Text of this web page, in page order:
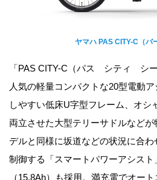
ヤマハ PAS CITY-C（バ
「PAS CITY-C（パス シティ シ
人気の軽量コンパクトな20型電動
しやすい低床U字型フレーム、オシ
両立させた大型テリーサドルなど
デルと同様に坂道などの状況に合
制御する「スマートパワーアシス
（15.8Ah）も採用。満充電でオー